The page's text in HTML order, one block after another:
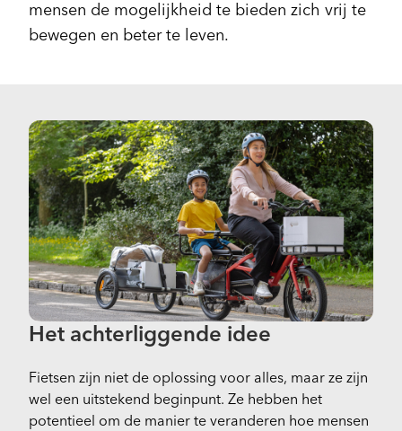
mensen de mogelijkheid te bieden zich vrij te
bewegen en beter te leven.
Het achterliggende idee
Fietsen zijn niet de oplossing voor alles, maar ze zijn
wel een uitstekend beginpunt. Ze hebben het
potentieel om de manier te veranderen hoe mensen